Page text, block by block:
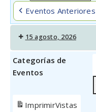
Eventos Anteriores
15 agosto, 2026
Categorías de
Eventos
ImprimirVistas